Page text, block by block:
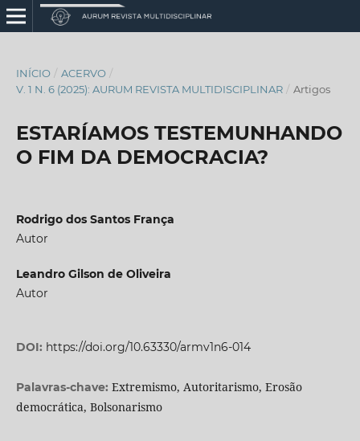
INÍCIO / ACERVO /
V. 1 N. 6 (2025): AURUM REVISTA MULTIDISCIPLINAR / Artigos
ESTARÍAMOS TESTEMUNHANDO
O FIM DA DEMOCRACIA?
Rodrigo dos Santos França
Autor
Leandro Gilson de Oliveira
Autor
DOI: https://doi.org/10.63330/armv1n6-014
Palavras-chave: Extremismo, Autoritarismo, Erosão
democrática, Bolsonarismo